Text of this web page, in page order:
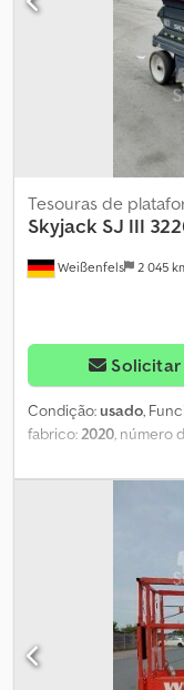
2,15 m Peso 1890 kg
Capacidade máxima
- 3,2 km/h Entrega
disponível Totalmente
Weißenfels 2 045
Tesouras de
Skyjack SJ III
Solicitar
Condição:usado,
fabrico:2020, número
, tipo
7 920 mm,
, cor:
2020 Motor elétrico
plataforma 7,92 m
Extensão da
0,84 m x 2,15 m